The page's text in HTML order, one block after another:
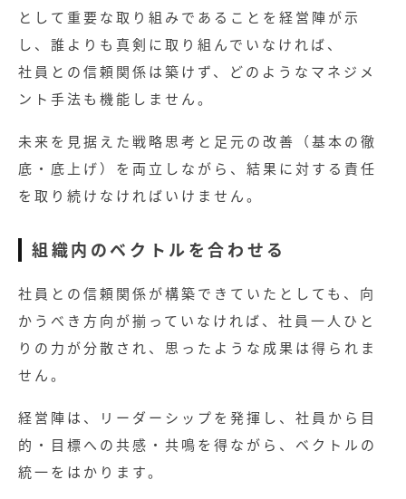
として重要な取り組みであることを経営陣が示
し、誰よりも真剣に取り組んでいなければ、
社員との信頼関係は築けず、どのようなマネジメ
ント手法も機能しません。
未来を見据えた戦略思考と足元の改善（基本の徹
底・底上げ）を両立しながら、結果に対する責任
を取り続けなければいけません。
組織内のベクトルを合わせる
社員との信頼関係が構築できていたとしても、向
かうべき方向が揃っていなければ、社員一人ひと
りの力が分散され、思ったような成果は得られま
せん。
経営陣は、リーダーシップを発揮し、社員から目
的・目標への共感・共鳴を得ながら、ベクトルの
統一をはかります。